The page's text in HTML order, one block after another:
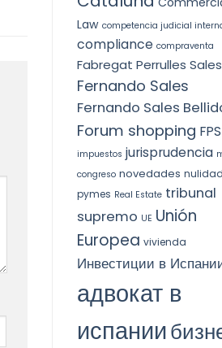
Law competencia judicial
compliance compraventa
Fabregat Perrulles Sales
Fernando Sales
Fernando Sales
Forum shopping FPS
impuestos jurisprudencia
congreso novedades nulidad
pymes Real Estate tribunal
supremo UE Unión
Europea vivienda
Инвестиции в
адвокат в
испании